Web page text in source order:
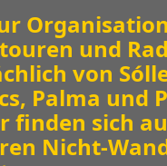
und
von
Palma und
finden sich
Nicht-